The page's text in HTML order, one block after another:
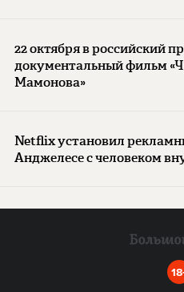
22 октября в российский
документальный фильм
Мамонова»
Netflix установил
Анджелесе с человеком